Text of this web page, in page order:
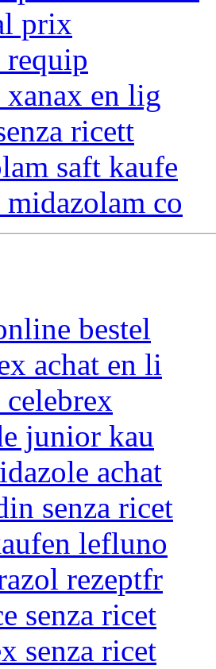
prix
requip
xanax en lig
ricett
saft kaufe
midazolam co
bestel
achat en li
celebrex
junior kau
achat
senza ricet
lefluno
rezeptfr
senza ricet
senza ricet